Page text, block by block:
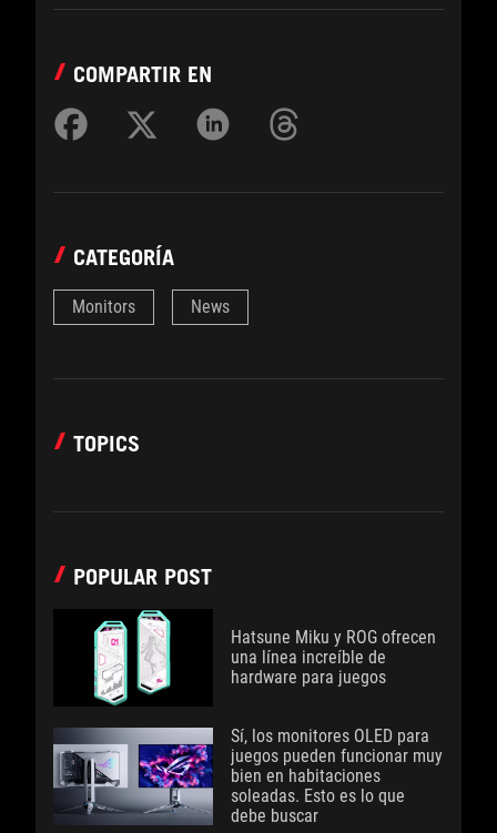
COMPARTIR EN
CATEGORÍA
Monitors News
TOPICS
POPULAR POST
Hatsune Miku y ROG ofrecen
una línea increíble de
hardware para juegos
Sí, los monitores OLED para
juegos pueden funcionar muy
bien en habitaciones
soleadas. Esto es lo que
debe buscar